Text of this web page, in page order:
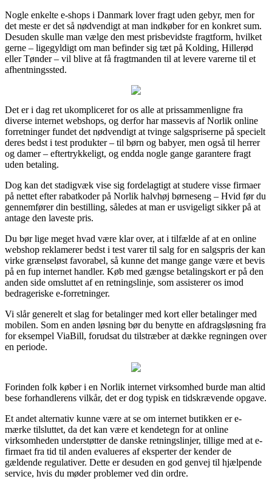
Nogle enkelte e-shops i Danmark lover fragt uden gebyr, men for
det meste er det så nødvendigt at man indkøber for en konkret sum.
Desuden skulle man vælge den mest prisbevidste fragtform, hvilket
gerne – ligegyldigt om man befinder sig tæt på Kolding, Hillerød
eller Tønder – vil blive at få fragtmanden til at levere varerne til et
afhentningssted.
Det er i dag ret ukompliceret for os alle at prissammenligne fra
diverse internet webshops, og derfor har massevis af Norlik online
forretninger fundet det nødvendigt at tvinge salgspriserne på specielt
deres bedst i test produkter – til børn og babyer, men også til herrer
og damer – eftertrykkeligt, og endda nogle gange garantere fragt
uden betaling.
Dog kan det stadigvæk vise sig fordelagtigt at studere visse firmaer
på nettet efter rabatkoder på Norlik halvhøj børneseng – Hvid før du
gennemfører din bestilling, således at man er usvigeligt sikker på at
antage den laveste pris.
Du bør lige meget hvad være klar over, at i tilfælde af at en online
webshop reklamerer bedst i test varer til salg for en salgspris der kan
virke grænseløst favorabel, så kunne det mange gange være et bevis
på en fup internet handler. Køb med gængse betalingskort er på den
anden side omsluttet af en retningslinje, som assisterer os imod
bedrageriske e-forretninger.
Vi slår generelt et slag for betalinger med kort eller betalinger med
mobilen. Som en anden løsning bør du benytte en afdragsløsning fra
for eksempel ViaBill, forudsat du tilstræber at dække regningen over
en periode.
Forinden folk køber i en Norlik internet virksomhed burde man altid
bese forhandlerens vilkår, det er dog typisk en tidskrævende opgave.
Et andet alternativ kunne være at se om internet butikken er e-
mærke tilsluttet, da det kan være et kendetegn for at online
virksomheden understøtter de danske retningslinjer, tillige med at e-
firmaet fra tid til anden evalueres af eksperter der kender de
gældende regulativer. Dette er desuden en god genvej til hjælpende
service, hvis du møder problemer ved din ordre.